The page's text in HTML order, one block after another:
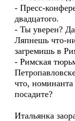
- Пресс-
двадцатого.
- Ты уверен?
Ляпнешь что-
загремишь в
- Римская
что,
посадите?
Итальянка